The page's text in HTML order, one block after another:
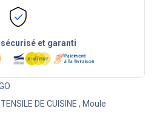
et garanti
DE CUISINE , Moule